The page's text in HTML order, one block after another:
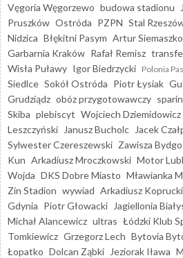
Vęgoria Węgorzewo budowa stadionu
Pruszków Ostróda PZPN Stal
Nidzica Błękitni Pasym Artur Siemaszko
Garbarnia Kraków Rafał Remisz
Wisła Puławy Igor Biedrzycki Polonia
Siedlce Sokół Ostróda Piotr Łysiak
Grudziądz obóz przygotowawczy
Skiba plebiscyt Wojciech Dziemidowicz
Leszczyński
Janusz Bucholc Jacek
Sylwester Czereszewski Zawisza
Kun Arkadiusz Mroczkowski Motor
Wojda DKS Dobre Miasto Mławianka
Zin Stadion wywiad Arkadiusz Koprucki
Gdynia Piotr Głowacki Jagiellonia
Michał Alancewicz ultras Łódzki Klub
Tomkiewicz Grzegorz Lech Bytovia
Łopatko Dolcan Ząbki Jeziorak Iława